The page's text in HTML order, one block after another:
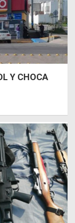
Y CHOCA